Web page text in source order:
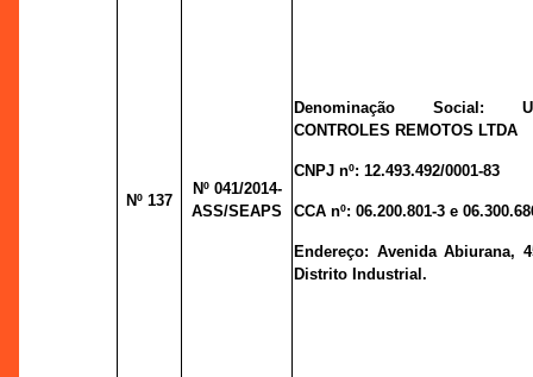
Nº 137
Nº 041/2014-
ASS/SEAPS
Denominação Social:
CONTROLES REMOTOS LTDA
CNPJ nº:12.493.492/0001-83
CCA nº:06.200.801-3 e
Endereço: Avenida Abiurana,
Distrito Industrial.